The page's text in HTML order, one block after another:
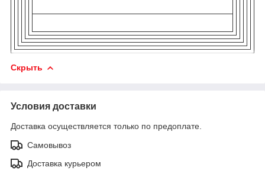
Скрыть
Условия доставки
Доставка осуществляется только по предоплате.
Самовывоз
Доставка курьером